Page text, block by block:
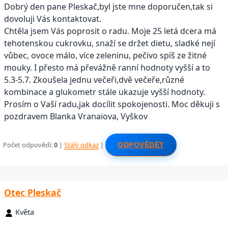
Dobrý den pane Pleskač,byl jste mne doporučen,tak si
dovoluji Vás kontaktovat.
Chtěla jsem Vás poprosit o radu. Moje 25 letá dcera má
tehotenskou cukrovku, snaží se držet dietu, sladké nejí
vůbec, ovoce málo, více zeleninu, pečivo spíš ze žitné
mouky. I přesto má převážně ranní hodnoty vyšší a to
5.3-5.7. Zkoušela jednu večeři,dvě večeře,různé
kombinace a glukometr stále ukazuje vyšší hodnoty.
Prosím o Vaší radu,jak docílit spokojenosti. Moc děkuji s
pozdravem Blanka Vranaiova, Vyškov
Počet odpovědí:0 |Stálý odkaz | ODPOVĚDĚT
Otec Pleskač
Květa